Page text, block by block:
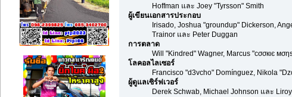
Hoffman และ Joey "Tyrsson" Smith
ผู้เขียนเอกสารประกอบ
Irisado, Joshua "groundup" Dickerson,
Trainor และ Peter Duggan
การตลาด
Will "Kindred" Wagner, Marcus "cσσкιє
โลคอลไลเซอร์
Francisco "d3vcho" Domínguez, Nikola
ผู้ดูแลเซิร์ฟเวอร์
Derek Schwab, Michael Johnson และ